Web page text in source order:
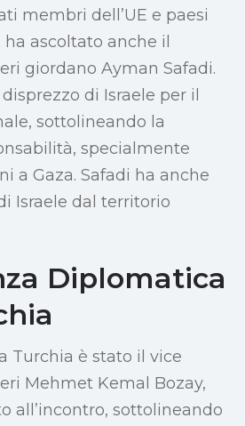
membri dell’UE e paesi
ascoltato anche il
giordano Ayman Safadi.
di Israele per il
sottolineando la
specialmente
a Gaza. Safadi ha anche
Israele dal territorio
Diplomatica
Turchia è stato il vice
Mehmet Kemal Bozay,
all’incontro, sottolineando